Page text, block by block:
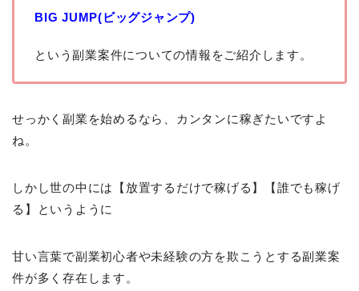
BIG JUMP(ビッグジャンプ)
という副業案件についての情報をご紹介します。
せっかく副業を始めるなら、カンタンに稼ぎたいですよ
ね。
しかし世の中には【放置するだけで稼げる】【誰でも稼げ
る】というように
甘い言葉で副業初心者や未経験の方を欺こうとする副業案
件が多く存在します。